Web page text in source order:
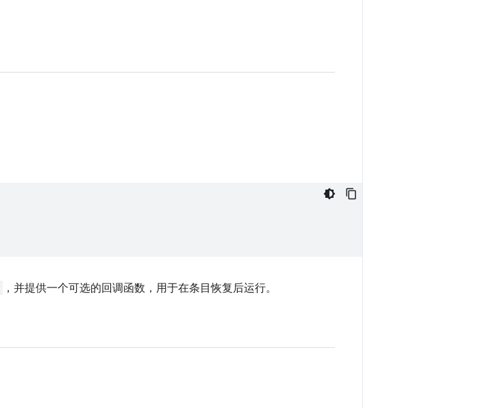
，并提供一个可选的回调函数，用于在条目恢复后运行。